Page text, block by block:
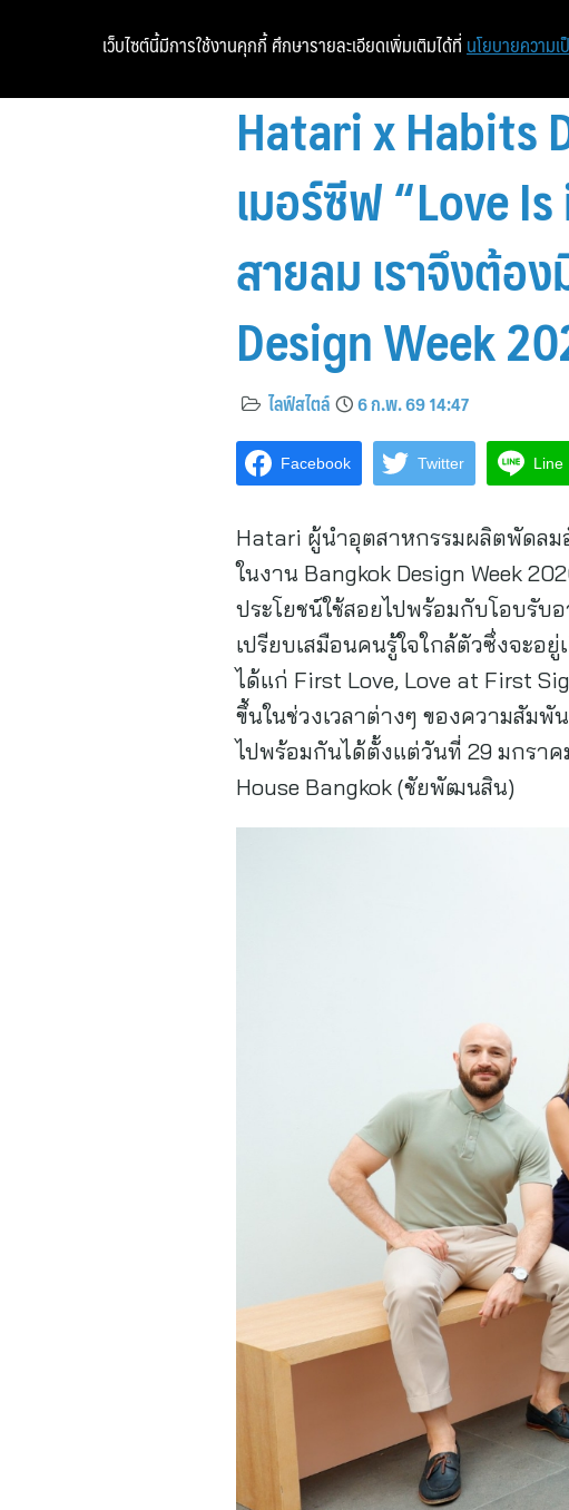
Hatari x Habits
เมอร์ซีฟ “Love
สายลม เราจึงต้อ
Design Week
ไลฟ์สไตล์ 6 ก.พ. 69 14:47
Facebook Twitter Line
Hatari ผู้นำอุตสาหกรรมผลิตพัดลม
ในงาน Bangkok Design Week
ประโยชน์ใช้สอยไปพร้อมกับโอบรับ
เปรียบเสมือนคนรู้ใจใกล้ตัวซึ่งจะอ
ได้แก่ First Love, Love at First
ขึ้นในช่วงเวลาต่างๆ ของความสัม
ไปพร้อมกันได้ตั้งแต่วันที่ 29 มกราค
House Bangkok (ชัยพัฒนสิน)
เว็บไซต์นี้มีการใช้งานคุกกี้ ศึกษารายละเอียดเพิ่มเติมได้ที่ นโยบายความ